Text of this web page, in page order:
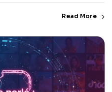
Read More